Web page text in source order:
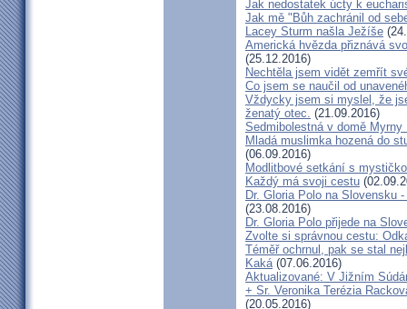
Jak nedostatek úcty k
Jak mě "Bůh zachránil od
Lacey Sturm našla Ježíše
Americká hvězda přiznává
(25.12.2016)
Nechtěla jsem vidět zemřít
Co jsem se naučil od
Vždycky jsem si myslel, že
ženatý otec. (21.09.2016)
Sedmibolestná v domě Myrny
Mladá muslimka hozená do
(06.09.2016)
Modlitbové setkání s
Každý má svoji cestu
Dr. Gloria Polo na Slovensku
(23.08.2016)
Dr. Gloria Polo přijede na
Zvolte si správnou cestu:
Téměř ochrnul, pak se stal
Kaká(07.06.2016)
Aktualizované: V Jižním
+ Sr. Veronika Terézia
(20.05.2016)